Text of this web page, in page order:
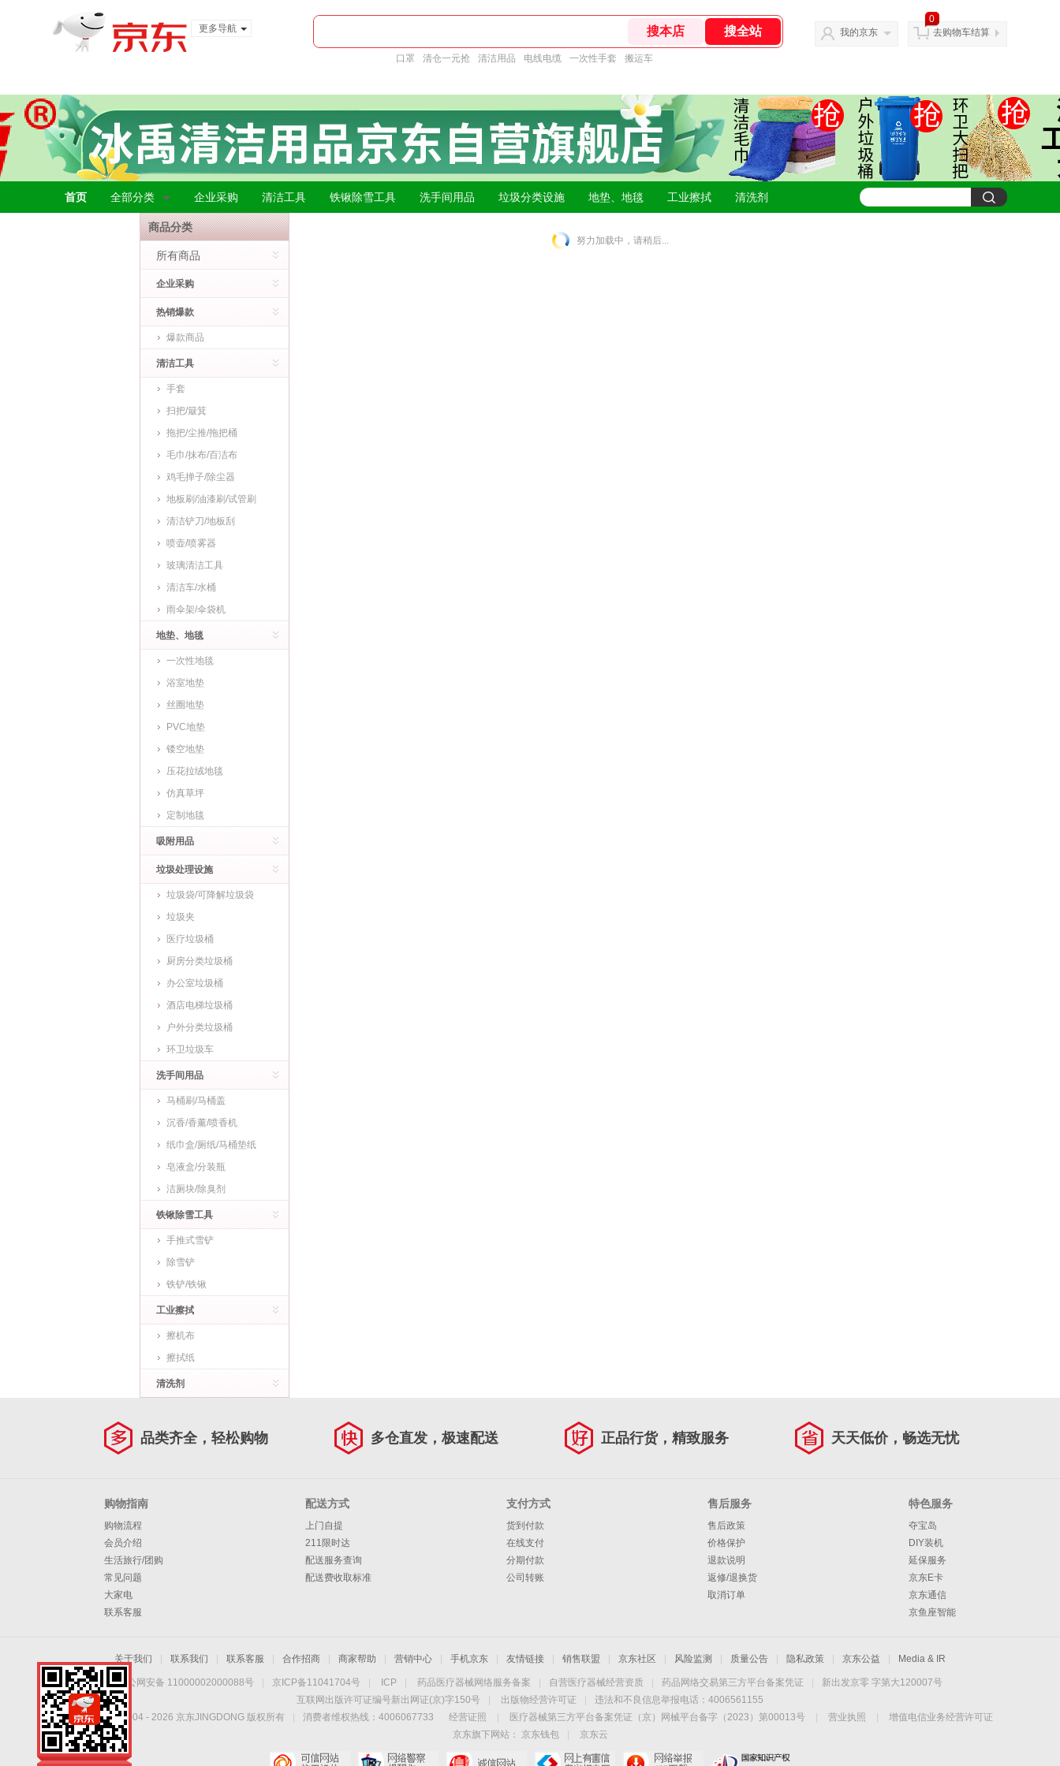
更多导航
口罩 清仓一元抢 清洁用品 电线电缆 一次性手套 搬运车
我的京东
0
去购物车结算
首页 全部分类 企业采购 清洁工具 铁锹除雪工具 洗手间用品 垃圾分类设施 地垫、地毯 工业擦拭 清洗剂
商品分类
所有商品
企业采购
热销爆款
爆款商品
清洁工具
手套
扫把/簸箕
拖把/尘推/拖把桶
毛巾/抹布/百洁布
鸡毛掸子/除尘器
地板刷/油漆刷/试管刷
清洁铲刀/地板刮
喷壶/喷雾器
玻璃清洁工具
清洁车/水桶
雨伞架/伞袋机
地垫、地毯
一次性地毯
浴室地垫
丝圈地垫
PVC地垫
镂空地垫
压花拉绒地毯
仿真草坪
定制地毯
吸附用品
垃圾处理设施
垃圾袋/可降解垃圾袋
垃圾夹
医疗垃圾桶
厨房分类垃圾桶
办公室垃圾桶
酒店电梯垃圾桶
户外分类垃圾桶
环卫垃圾车
洗手间用品
马桶刷/马桶盖
沉香/香薰/喷香机
纸巾盒/厕纸/马桶垫纸
皂液盒/分装瓶
洁厕块/除臭剂
铁锹除雪工具
手推式雪铲
除雪铲
铁铲/铁锹
工业擦拭
擦机布
擦拭纸
清洗剂
努力加载中，请稍后...
品类齐全，轻松购物 多仓直发，极速配送 正品行货，精致服务 天天低价，畅选无忧
购物指南
购物流程
会员介绍
生活旅行/团购
常见问题
大家电
联系客服
配送方式
上门自提
211限时达
配送服务查询
配送费收取标准
支付方式
货到付款
在线支付
分期付款
公司转账
售后服务
售后政策
价格保护
退款说明
返修/退换货
取消订单
特色服务
夺宝岛
DIY装机
延保服务
京东E卡
京东通信
京鱼座智能
关于我们 联系我们 联系客服 合作招商 商家帮助 营销中心 手机京东 友情链接 销售联盟 京东社区 风险监测 质量公告 隐私政策 京东公益 Media & IR
京公网安备 11000002000088号 京ICP备11041704号 ICP 药品医疗器械网络服务备案 自营医疗器械经营资质 药品网络交易第三方平台备案凭证
新出发京零 字第大120007号
互联网出版许可证编号新出网证(京)字150号
出版物经营许可证
违法和不良信息举报电话：4006561155
Copyright © 2004 - 2026 京东JINGDONG 版权所有 消费者维权热线：4006067733 经营证照 医疗器械第三方平台备案凭证（京）网械平台备字（2023）第00013号 营业执照
增值电信业务经营许可证
京东旗下网站：
京东钱包 京东云